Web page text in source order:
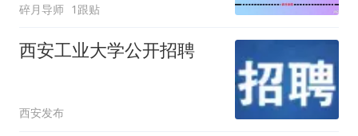
碎月导师 1跟贴
西安工业大学公开招聘
西安发布